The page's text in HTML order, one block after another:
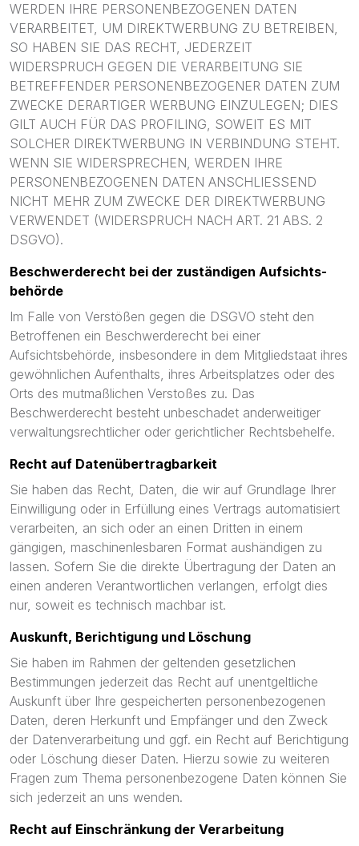
WERDEN IHRE PERSONENBEZOGENEN DATEN
VERARBEITET, UM DIREKTWERBUNG ZU BETREIBEN,
SO HABEN SIE DAS RECHT, JEDERZEIT
WIDERSPRUCH GEGEN DIE VERARBEITUNG SIE
BETREFFENDER PERSONENBEZOGENER DATEN ZUM
ZWECKE DERARTIGER WERBUNG EINZULEGEN; DIES
GILT AUCH FÜR DAS PROFILING, SOWEIT ES MIT
SOLCHER DIREKTWERBUNG IN VERBINDUNG STEHT.
WENN SIE WIDERSPRECHEN, WERDEN IHRE
PERSONENBEZOGENEN DATEN ANSCHLIESSEND
NICHT MEHR ZUM ZWECKE DER DIREKTWERBUNG
VERWENDET (WIDERSPRUCH NACH ART. 21 ABS. 2
DSGVO).
Beschwerde­recht bei der zuständigen Aufsichts­
behörde
Im Falle von Verstößen gegen die DSGVO steht den
Betroffenen ein Beschwerderecht bei einer
Aufsichtsbehörde, insbesondere in dem Mitgliedstaat ihres
gewöhnlichen Aufenthalts, ihres Arbeitsplatzes oder des
Orts des mutmaßlichen Verstoßes zu. Das
Beschwerderecht besteht unbeschadet anderweitiger
verwaltungsrechtlicher oder gerichtlicher Rechtsbehelfe.
Recht auf Daten­übertrag­barkeit
Sie haben das Recht, Daten, die wir auf Grundlage Ihrer
Einwilligung oder in Erfüllung eines Vertrags automatisiert
verarbeiten, an sich oder an einen Dritten in einem
gängigen, maschinenlesbaren Format aushändigen zu
lassen. Sofern Sie die direkte Übertragung der Daten an
einen anderen Verantwortlichen verlangen, erfolgt dies
nur, soweit es technisch machbar ist.
Auskunft, Berichtigung und Löschung
Sie haben im Rahmen der geltenden gesetzlichen
Bestimmungen jederzeit das Recht auf unentgeltliche
Auskunft über Ihre gespeicherten personenbezogenen
Daten, deren Herkunft und Empfänger und den Zweck
der Datenverarbeitung und ggf. ein Recht auf Berichtigung
oder Löschung dieser Daten. Hierzu sowie zu weiteren
Fragen zum Thema personenbezogene Daten können Sie
sich jederzeit an uns wenden.
Recht auf Einschränkung der Verarbeitung